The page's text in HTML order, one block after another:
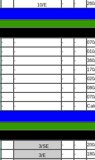
10/E - -
- - - -
- - - -
- - - -
- - - -
- - - -
- - - -
- - - -
- - - -
3/SE - -
3/E - -